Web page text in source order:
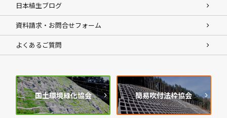
日本植生ブログ
資料請求・お問合せフォーム
よくあるご質問
国土環境緑化協会 簡易吹付法枠協会